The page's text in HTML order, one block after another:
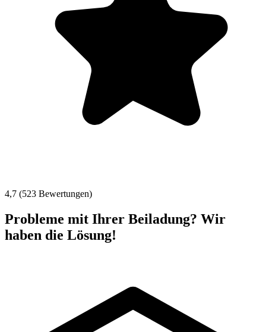
4,7 (523 Bewertungen)
Probleme mit Ihrer Beiladung? Wir
haben die Lösung!